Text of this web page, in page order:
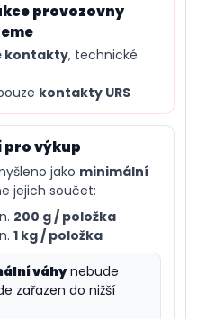
provozovny
kontakty, technické
kontakty URS
pro výkup
jako minimální
jejich součet:
200 g / položka
1 kg / položka
váhynebude
zařazen do nižší